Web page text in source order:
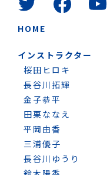
HOME
インストラクター
桜田ヒロキ
長谷川拓輝
金子恭平
田栗ななえ
平岡由香
三浦優子
長谷川ゆうり